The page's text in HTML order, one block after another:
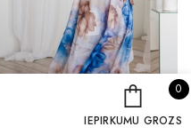
00
IEPIRKUMU GROZS